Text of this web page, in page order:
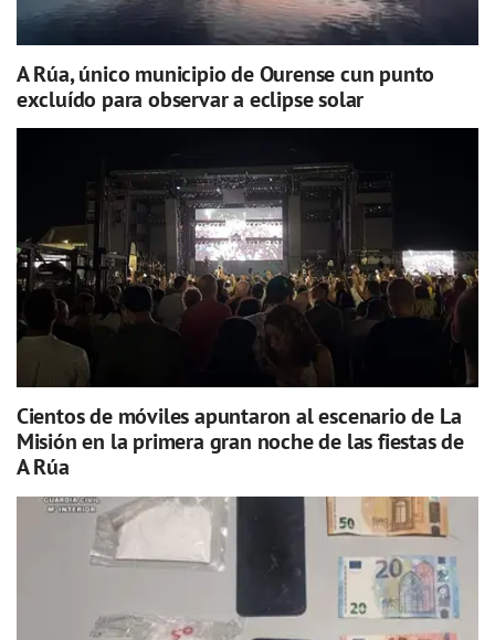
A Rúa, único municipio de Ourense cun punto
excluído para observar a eclipse solar
Cientos de móviles apuntaron al escenario de La
Misión en la primera gran noche de las fiestas de
A Rúa